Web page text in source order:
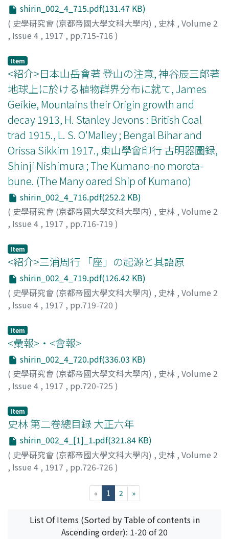
shirin_002_4_715.pdf(131.47 KB)
( 史學硏究會 (京都帝國大學文科大學内) , 史林 , Volume 2
, Issue 4 , 1917 , pp.715-716 )
Item
<紹介>日本山岳會著 登山の注意, 神谷辰三郞著
地球上に於ける植物群界分布に就て, James
Geikie, Mountains their Origin growth and
decay 1913, H. Stanley Jevons : British Coal
trad 1915., L. S. O'Malley ; Bengal Bihar and
Orissa Sikkim 1917., 東山學會印行 古明器圖録,
Shinji Nishimura ; The Kumano-no morota-
bune. (The Many oared Ship of Kumano)
shirin_002_4_716.pdf(252.2 KB)
( 史學硏究會 (京都帝國大學文科大學内) , 史林 , Volume 2
, Issue 4 , 1917 , pp.716-719 )
Item
<紹介>三浦周行 「座」の起源と其語原
shirin_002_4_719.pdf(126.42 KB)
( 史學硏究會 (京都帝國大學文科大學内) , 史林 , Volume 2
, Issue 4 , 1917 , pp.719-720 )
Item
<彙報>・<會報>
shirin_002_4_720.pdf(336.03 KB)
( 史學硏究會 (京都帝國大學文科大學内) , 史林 , Volume 2
, Issue 4 , 1917 , pp.720-725 )
Item
史林 第二卷總目録 大正六年
shirin_002_4_[1]_1.pdf(321.84 KB)
( 史學硏究會 (京都帝國大學文科大學内) , 史林 , Volume 2
, Issue 4 , 1917 , pp.726-726 )
« 1 (current)
2 »
List Of Items (Sorted by Table of contents in
Ascending order): 1-20 of 20